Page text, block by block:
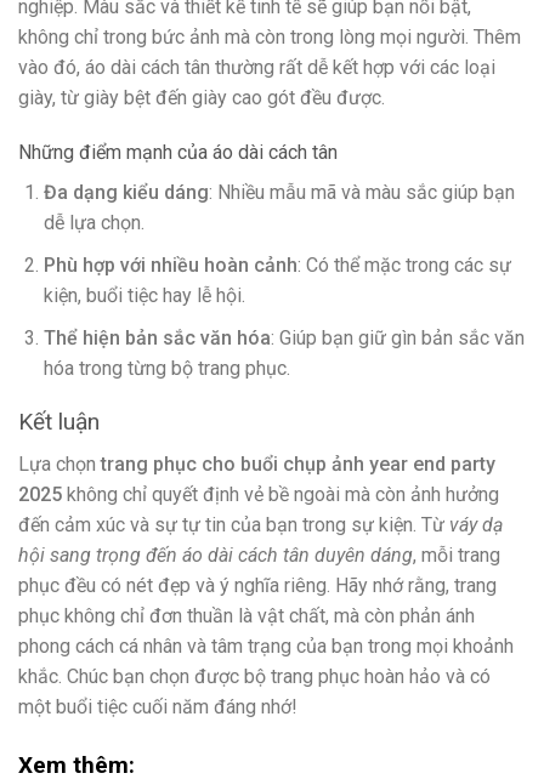
nghiệp. Màu sắc và thiết kế tinh tế sẽ giúp bạn nổi bật,
không chỉ trong bức ảnh mà còn trong lòng mọi người. Thêm
vào đó, áo dài cách tân thường rất dễ kết hợp với các loại
giày, từ giày bệt đến giày cao gót đều được.
Những điểm mạnh của áo dài cách tân
Đa dạng kiểu dáng: Nhiều mẫu mã và màu sắc giúp bạn
dễ lựa chọn.
Phù hợp với nhiều hoàn cảnh: Có thể mặc trong các sự
kiện, buổi tiệc hay lễ hội.
Thể hiện bản sắc văn hóa: Giúp bạn giữ gìn bản sắc văn
hóa trong từng bộ trang phục.
Kết luận
Lựa chọntrang phục cho buổi chụp ảnh year end party
2025 không chỉ quyết định vẻ bề ngoài mà còn ảnh hưởng
đến cảm xúc và sự tự tin của bạn trong sự kiện. Từ váy dạ
hội sang trọng đến áo dài cách tân duyên dáng, mỗi trang
phục đều có nét đẹp và ý nghĩa riêng. Hãy nhớ rằng, trang
phục không chỉ đơn thuần là vật chất, mà còn phản ánh
phong cách cá nhân và tâm trạng của bạn trong mọi khoảnh
khắc. Chúc bạn chọn được bộ trang phục hoàn hảo và có
một buổi tiệc cuối năm đáng nhớ!
Xem thêm: